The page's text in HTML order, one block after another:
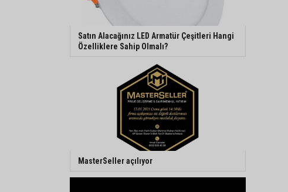
Satın Alacağınız LED Armatür Çeşitleri Hangi
Özelliklere Sahip Olmalı?
MasterSeller açılıyor